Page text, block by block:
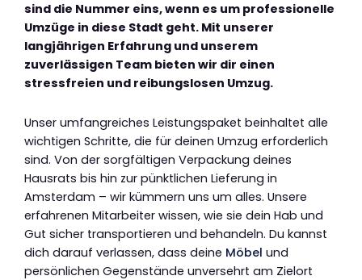
sind die Nummer eins, wenn es um professionelle
Umzüge in diese Stadt geht. Mit unserer
langjährigen Erfahrung und unserem
zuverlässigen Team bieten wir dir einen
stressfreien und reibungslosen Umzug.
Unser umfangreiches Leistungspaket beinhaltet alle
wichtigen Schritte, die für deinen Umzug erforderlich
sind. Von der sorgfältigen Verpackung deines
Hausrats bis hin zur pünktlichen Lieferung in
Amsterdam – wir kümmern uns um alles. Unsere
erfahrenen Mitarbeiter wissen, wie sie dein Hab und
Gut sicher transportieren und behandeln. Du kannst
dich darauf verlassen, dass deine Möbel und
persönlichen Gegenstände unversehrt am Zielort